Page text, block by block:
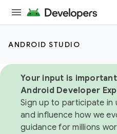
ANDROID STUDIO
Your input is
Android Developer
Sign up to participate in
and influence how we
guidance for millions